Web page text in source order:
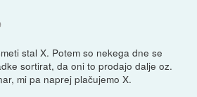
stal X. Potem so nekega dne se
sortirat, da oni to prodajo dalje oz.
mi pa naprej plačujemo X.